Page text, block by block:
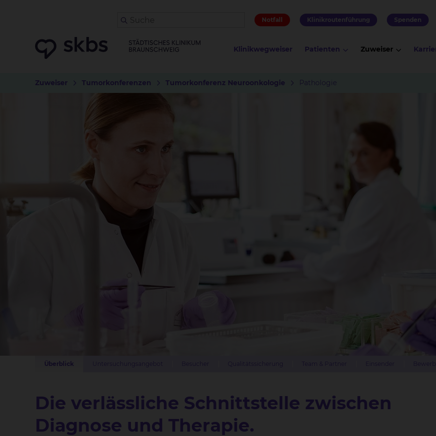
Notfall Klinikroutenführung Spenden
Klinikwegweiser Patienten Zuweiser
Zuweiser Tumorkonferenzen Tumorkonferenz Neuroonkologie Pathologie
Überblick
Die verlässliche Schnittstelle zwischen
Diagnose und Therapie.